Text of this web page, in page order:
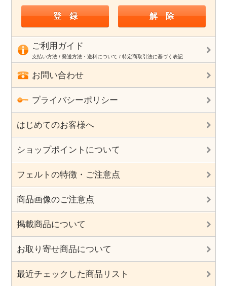
ご利用ガイド
支払い方法 / 発送方法・送料について / 特定商取引法に基づく表記
お問い合わせ
プライバシーポリシー
はじめてのお客様へ
ショップポイントについて
フェルトの特徴・ご注意点
商品画像のご注意点
掲載商品について
お取り寄せ商品について
最近チェックした商品リスト